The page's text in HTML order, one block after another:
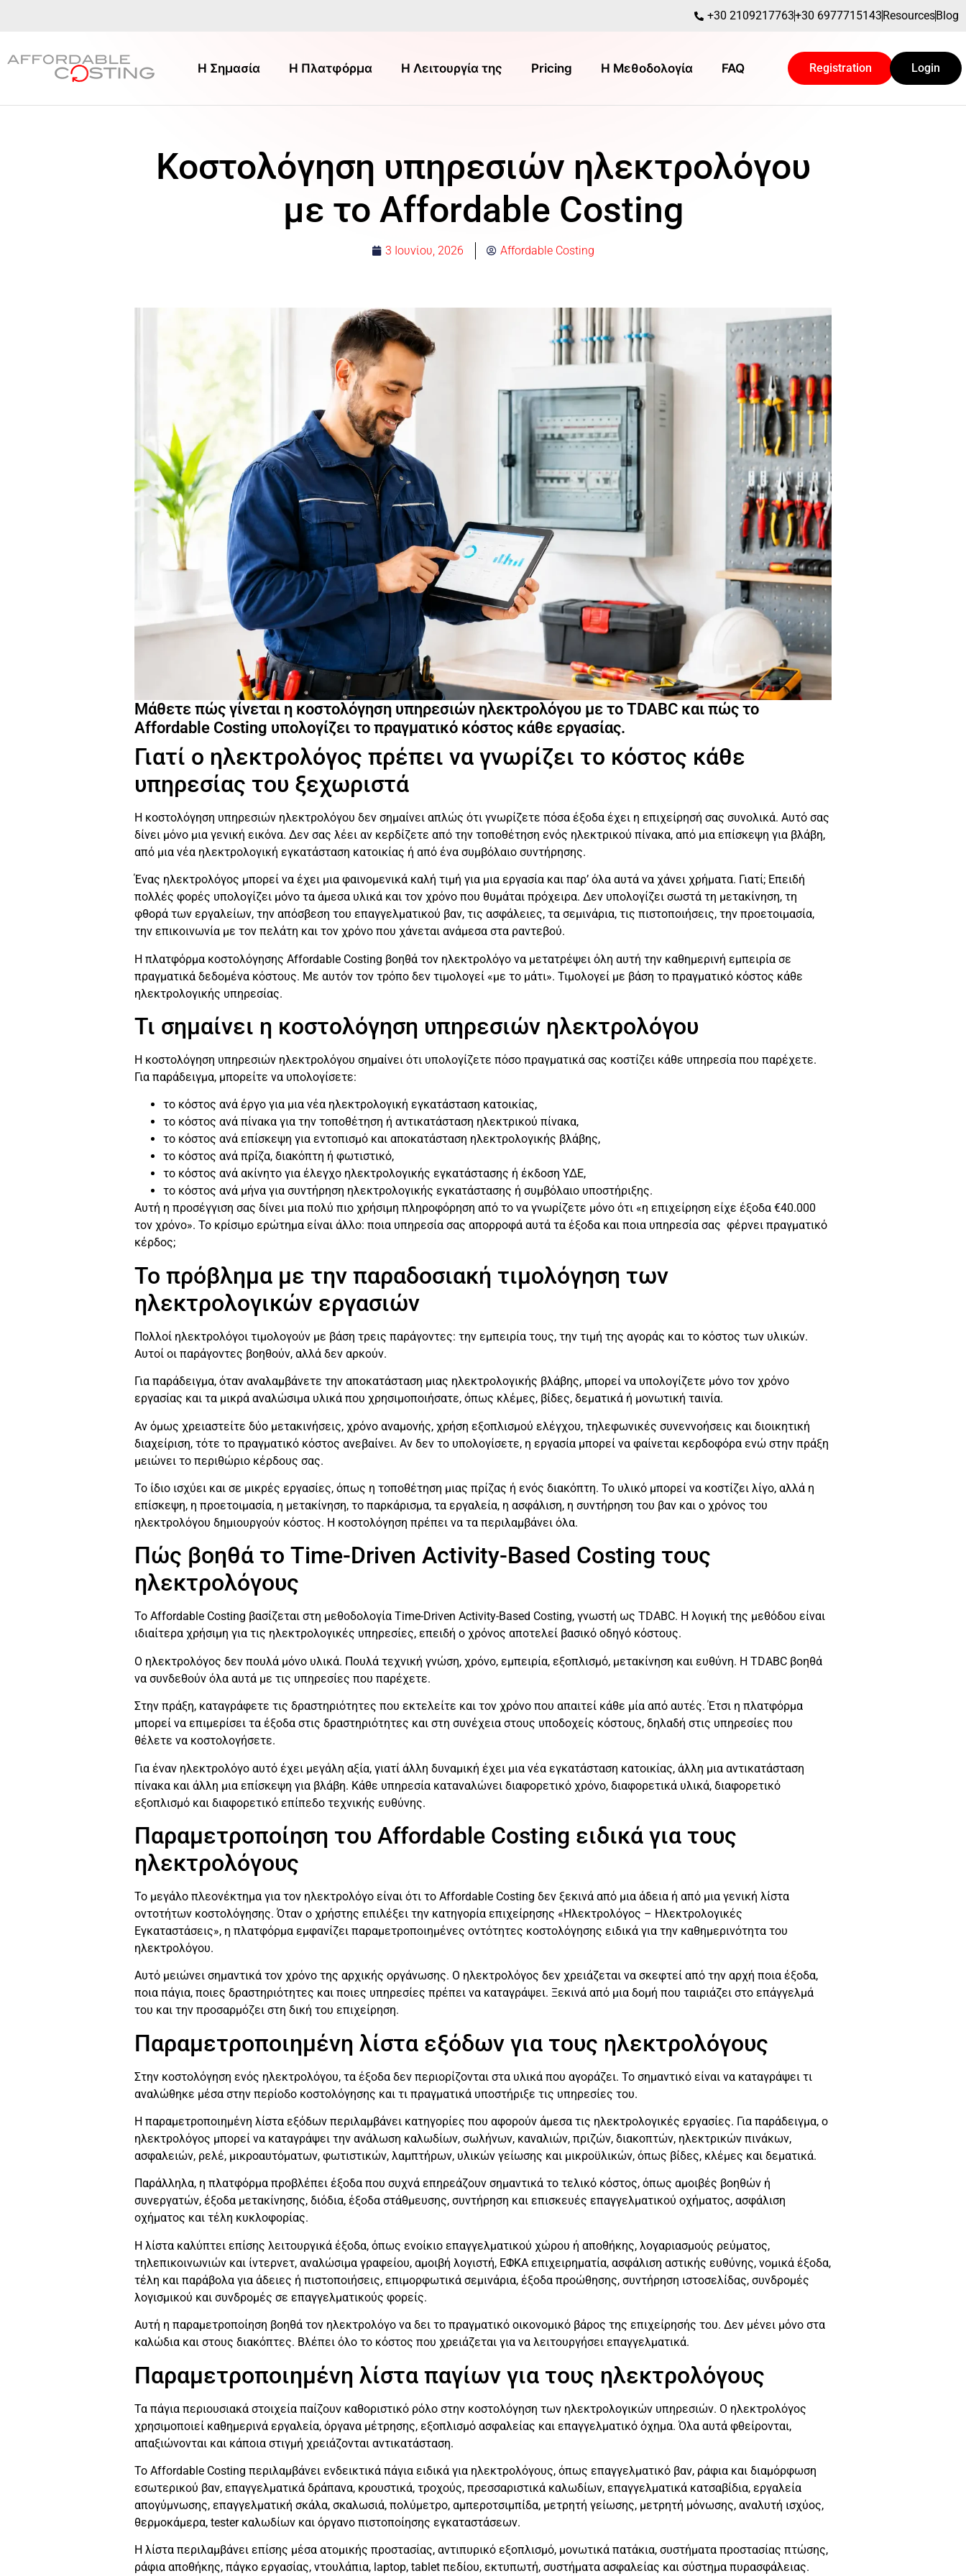
+30 2109217763+30 6977715143ResourcesBlog
H Σημασία Η Πλατφόρμα Η Λειτουργία της Pricing Η Μεθοδολογία FAQ Registration Login
Κοστολόγηση υπηρεσιών ηλεκτρολόγου
με το Affordable Costing
3 Ιουνίου, 2026 Affordable Costing
Μάθετε πώς γίνεται η κοστολόγηση υπηρεσιών ηλεκτρολόγου με το TDABC και πώς το
Affordable Costing υπολογίζει το πραγματικό κόστος κάθε εργασίας.
Γιατί ο ηλεκτρολόγος πρέπει να γνωρίζει το κόστος κάθε
υπηρεσίας του ξεχωριστά
Η κοστολόγηση υπηρεσιών ηλεκτρολόγου δεν σημαίνει απλώς ότι γνωρίζετε πόσα έξοδα έχει η επιχείρησή σας συνολικά. Αυτό σας
δίνει μόνο μια γενική εικόνα. Δεν σας λέει αν κερδίζετε από την τοποθέτηση ενός ηλεκτρικού πίνακα, από μια επίσκεψη για βλάβη,
από μια νέα ηλεκτρολογική εγκατάσταση κατοικίας ή από ένα συμβόλαιο συντήρησης.
Ένας ηλεκτρολόγος μπορεί να έχει μια φαινομενικά καλή τιμή για μια εργασία και παρ’ όλα αυτά να χάνει χρήματα. Γιατί; Επειδή
πολλές φορές υπολογίζει μόνο τα άμεσα υλικά και τον χρόνο που θυμάται πρόχειρα. Δεν υπολογίζει σωστά τη μετακίνηση, τη
φθορά των εργαλείων, την απόσβεση του επαγγελματικού βαν, τις ασφάλειες, τα σεμινάρια, τις πιστοποιήσεις, την προετοιμασία,
την επικοινωνία με τον πελάτη και τον χρόνο που χάνεται ανάμεσα στα ραντεβού.
Η πλατφόρμα κοστολόγησης Affordable Costing βοηθά τον ηλεκτρολόγο να μετατρέψει όλη αυτή την καθημερινή εμπειρία σε
πραγματικά δεδομένα κόστους. Με αυτόν τον τρόπο δεν τιμολογεί «με το μάτι». Τιμολογεί με βάση το πραγματικό κόστος κάθε
ηλεκτρολογικής υπηρεσίας.
Τι σημαίνει η κοστολόγηση υπηρεσιών ηλεκτρολόγου
Η κοστολόγηση υπηρεσιών ηλεκτρολόγου σημαίνει ότι υπολογίζετε πόσο πραγματικά σας κοστίζει κάθε υπηρεσία που παρέχετε.
Για παράδειγμα, μπορείτε να υπολογίσετε:
το κόστος ανά έργο για μια νέα ηλεκτρολογική εγκατάσταση κατοικίας,
το κόστος ανά πίνακα για την τοποθέτηση ή αντικατάσταση ηλεκτρικού πίνακα,
το κόστος ανά επίσκεψη για εντοπισμό και αποκατάσταση ηλεκτρολογικής βλάβης,
το κόστος ανά πρίζα, διακόπτη ή φωτιστικό,
το κόστος ανά ακίνητο για έλεγχο ηλεκτρολογικής εγκατάστασης ή έκδοση ΥΔΕ,
το κόστος ανά μήνα για συντήρηση ηλεκτρολογικής εγκατάστασης ή συμβόλαιο υποστήριξης.
Αυτή η προσέγγιση σας δίνει μια πολύ πιο χρήσιμη πληροφόρηση από το να γνωρίζετε μόνο ότι «η επιχείρηση είχε έξοδα €40.000
τον χρόνο». Το κρίσιμο ερώτημα είναι άλλο: ποια υπηρεσία σας απορροφά αυτά τα έξοδα και ποια υπηρεσία σας φέρνει πραγματικό
κέρδος;
Το πρόβλημα με την παραδοσιακή τιμολόγηση των
ηλεκτρολογικών εργασιών
Πολλοί ηλεκτρολόγοι τιμολογούν με βάση τρεις παράγοντες: την εμπειρία τους, την τιμή της αγοράς και το κόστος των υλικών.
Αυτοί οι παράγοντες βοηθούν, αλλά δεν αρκούν.
Για παράδειγμα, όταν αναλαμβάνετε την αποκατάσταση μιας ηλεκτρολογικής βλάβης, μπορεί να υπολογίζετε μόνο τον χρόνο
εργασίας και τα μικρά αναλώσιμα υλικά που χρησιμοποιήσατε, όπως κλέμες, βίδες, δεματικά ή μονωτική ταινία.
Αν όμως χρειαστείτε δύο μετακινήσεις, χρόνο αναμονής, χρήση εξοπλισμού ελέγχου, τηλεφωνικές συνεννοήσεις και διοικητική
διαχείριση, τότε το πραγματικό κόστος ανεβαίνει. Αν δεν το υπολογίσετε, η εργασία μπορεί να φαίνεται κερδοφόρα ενώ στην πράξη
μειώνει το περιθώριο κέρδους σας.
Το ίδιο ισχύει και σε μικρές εργασίες, όπως η τοποθέτηση μιας πρίζας ή ενός διακόπτη. Το υλικό μπορεί να κοστίζει λίγο, αλλά η
επίσκεψη, η προετοιμασία, η μετακίνηση, το παρκάρισμα, τα εργαλεία, η ασφάλιση, η συντήρηση του βαν και ο χρόνος του
ηλεκτρολόγου δημιουργούν κόστος. Η κοστολόγηση πρέπει να τα περιλαμβάνει όλα.
Πώς βοηθά το Time-Driven Activity-Based Costing τους
ηλεκτρολόγους
Το Affordable Costing βασίζεται στη μεθοδολογία Time-Driven Activity-Based Costing, γνωστή ως TDABC. Η λογική της μεθόδου είναι
ιδιαίτερα χρήσιμη για τις ηλεκτρολογικές υπηρεσίες, επειδή ο χρόνος αποτελεί βασικό οδηγό κόστους.
Ο ηλεκτρολόγος δεν πουλά μόνο υλικά. Πουλά τεχνική γνώση, χρόνο, εμπειρία, εξοπλισμό, μετακίνηση και ευθύνη. Η TDABC βοηθά
να συνδεθούν όλα αυτά με τις υπηρεσίες που παρέχετε.
Στην πράξη, καταγράφετε τις δραστηριότητες που εκτελείτε και τον χρόνο που απαιτεί κάθε μία από αυτές. Έτσι η πλατφόρμα
μπορεί να επιμερίσει τα έξοδα στις δραστηριότητες και στη συνέχεια στους υποδοχείς κόστους, δηλαδή στις υπηρεσίες που
θέλετε να κοστολογήσετε.
Για έναν ηλεκτρολόγο αυτό έχει μεγάλη αξία, γιατί άλλη δυναμική έχει μια νέα εγκατάσταση κατοικίας, άλλη μια αντικατάσταση
πίνακα και άλλη μια επίσκεψη για βλάβη. Κάθε υπηρεσία καταναλώνει διαφορετικό χρόνο, διαφορετικά υλικά, διαφορετικό
εξοπλισμό και διαφορετικό επίπεδο τεχνικής ευθύνης.
Παραμετροποίηση του Affordable Costing ειδικά για τους
ηλεκτρολόγους
Το μεγάλο πλεονέκτημα για τον ηλεκτρολόγο είναι ότι το Affordable Costing δεν ξεκινά από μια άδεια ή από μια γενική λίστα
οντοτήτων κοστολόγησης. Όταν ο χρήστης επιλέξει την κατηγορία επιχείρησης «Ηλεκτρολόγος – Ηλεκτρολογικές
Εγκαταστάσεις», η πλατφόρμα εμφανίζει παραμετροποιημένες οντότητες κοστολόγησης ειδικά για την καθημερινότητα του
ηλεκτρολόγου.
Αυτό μειώνει σημαντικά τον χρόνο της αρχικής οργάνωσης. Ο ηλεκτρολόγος δεν χρειάζεται να σκεφτεί από την αρχή ποια έξοδα,
ποια πάγια, ποιες δραστηριότητες και ποιες υπηρεσίες πρέπει να καταγράψει. Ξεκινά από μια δομή που ταιριάζει στο επάγγελμά
του και την προσαρμόζει στη δική του επιχείρηση.
Παραμετροποιημένη λίστα εξόδων για τους ηλεκτρολόγους
Στην κοστολόγηση ενός ηλεκτρολόγου, τα έξοδα δεν περιορίζονται στα υλικά που αγοράζει. Το σημαντικό είναι να καταγράψει τι
αναλώθηκε μέσα στην περίοδο κοστολόγησης και τι πραγματικά υποστήριξε τις υπηρεσίες του.
Η παραμετροποιημένη λίστα εξόδων περιλαμβάνει κατηγορίες που αφορούν άμεσα τις ηλεκτρολογικές εργασίες. Για παράδειγμα, ο
ηλεκτρολόγος μπορεί να καταγράψει την ανάλωση καλωδίων, σωλήνων, καναλιών, πριζών, διακοπτών, ηλεκτρικών πινάκων,
ασφαλειών, ρελέ, μικροαυτόματων, φωτιστικών, λαμπτήρων, υλικών γείωσης και μικροϋλικών, όπως βίδες, κλέμες και δεματικά.
Παράλληλα, η πλατφόρμα προβλέπει έξοδα που συχνά επηρεάζουν σημαντικά το τελικό κόστος, όπως αμοιβές βοηθών ή
συνεργατών, έξοδα μετακίνησης, διόδια, έξοδα στάθμευσης, συντήρηση και επισκευές επαγγελματικού οχήματος, ασφάλιση
οχήματος και τέλη κυκλοφορίας.
Η λίστα καλύπτει επίσης λειτουργικά έξοδα, όπως ενοίκιο επαγγελματικού χώρου ή αποθήκης, λογαριασμούς ρεύματος,
τηλεπικοινωνιών και ίντερνετ, αναλώσιμα γραφείου, αμοιβή λογιστή, ΕΦΚΑ επιχειρηματία, ασφάλιση αστικής ευθύνης, νομικά έξοδα,
τέλη και παράβολα για άδειες ή πιστοποιήσεις, επιμορφωτικά σεμινάρια, έξοδα προώθησης, συντήρηση ιστοσελίδας, συνδρομές
λογισμικού και συνδρομές σε επαγγελματικούς φορείς.
Αυτή η παραμετροποίηση βοηθά τον ηλεκτρολόγο να δει το πραγματικό οικονομικό βάρος της επιχείρησής του. Δεν μένει μόνο στα
καλώδια και στους διακόπτες. Βλέπει όλο το κόστος που χρειάζεται για να λειτουργήσει επαγγελματικά.
Παραμετροποιημένη λίστα παγίων για τους ηλεκτρολόγους
Τα πάγια περιουσιακά στοιχεία παίζουν καθοριστικό ρόλο στην κοστολόγηση των ηλεκτρολογικών υπηρεσιών. Ο ηλεκτρολόγος
χρησιμοποιεί καθημερινά εργαλεία, όργανα μέτρησης, εξοπλισμό ασφαλείας και επαγγελματικό όχημα. Όλα αυτά φθείρονται,
απαξιώνονται και κάποια στιγμή χρειάζονται αντικατάσταση.
Το Affordable Costing περιλαμβάνει ενδεικτικά πάγια ειδικά για ηλεκτρολόγους, όπως επαγγελματικό βαν, ράφια και διαμόρφωση
εσωτερικού βαν, επαγγελματικά δράπανα, κρουστικά, τροχούς, πρεσσαριστικά καλωδίων, επαγγελματικά κατσαβίδια, εργαλεία
απογύμνωσης, επαγγελματική σκάλα, σκαλωσιά, πολύμετρο, αμπεροτσιμπίδα, μετρητή γείωσης, μετρητή μόνωσης, αναλυτή ισχύος,
θερμοκάμερα, tester καλωδίων και όργανο πιστοποίησης εγκαταστάσεων.
Η λίστα περιλαμβάνει επίσης μέσα ατομικής προστασίας, αντιπυρικό εξοπλισμό, μονωτικά πατάκια, συστήματα προστασίας πτώσης,
ράφια αποθήκης, πάγκο εργασίας, ντουλάπια, laptop, tablet πεδίου, εκτυπωτή, συστήματα ασφαλείας και σύστημα πυρασφάλειας.